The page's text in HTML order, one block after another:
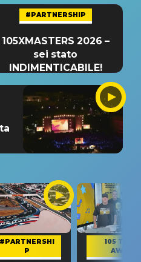
#PARTNERSHIP
105XMASTERS 2026 –
sei stato
INDIMENTICABILE!
#PARTNERSHI
P
105 TAKE
AWAY